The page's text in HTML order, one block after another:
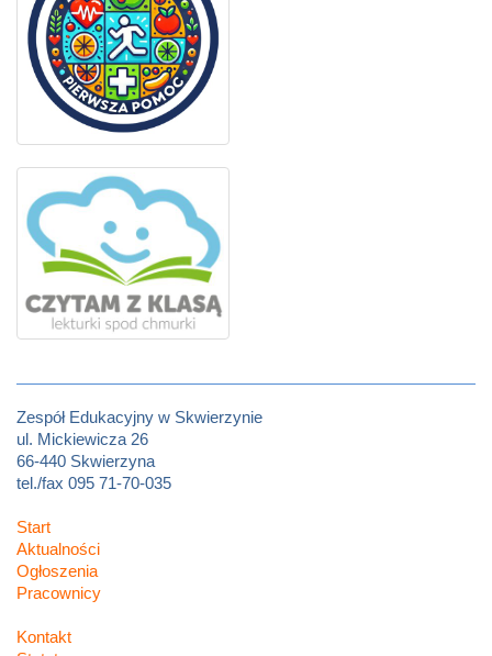
Zespół Edukacyjny w Skwierzynie
ul. Mickiewicza 26
66-440 Skwierzyna
tel./fax 095 71-70-035
Start
Aktualności
Ogłoszenia
Pracownicy
Kontakt